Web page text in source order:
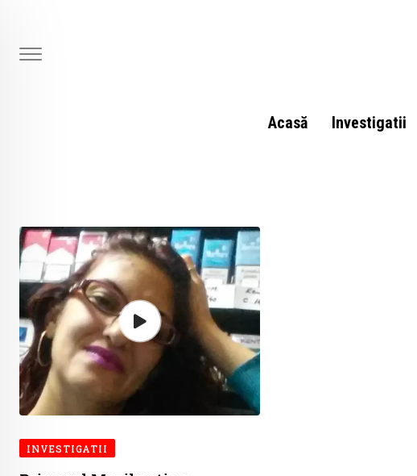
content
Acasă Investigatii
INVESTIGATII